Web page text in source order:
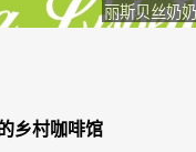
丽斯贝丝奶
乡村咖啡馆